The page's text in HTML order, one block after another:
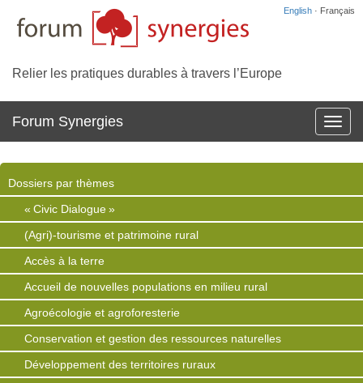
English · Français
Relier les pratiques durables à travers l’Europe
la
Forum Synergies
Dossiers par thèmes
« Civic Dialogue »
(Agri)-tourisme et patrimoine rural
Accès à la terre
Accueil de nouvelles populations en milieu rural
Agroécologie et agroforesterie
Conservation et gestion des ressources naturelles
Développement des territoires ruraux